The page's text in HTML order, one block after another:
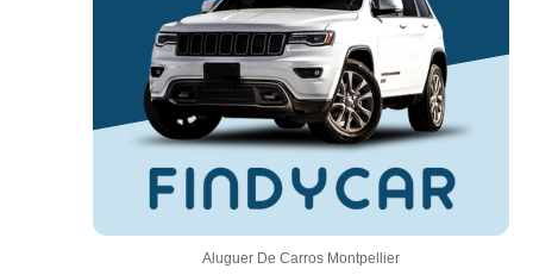
Aluguer De Carros Montpellier